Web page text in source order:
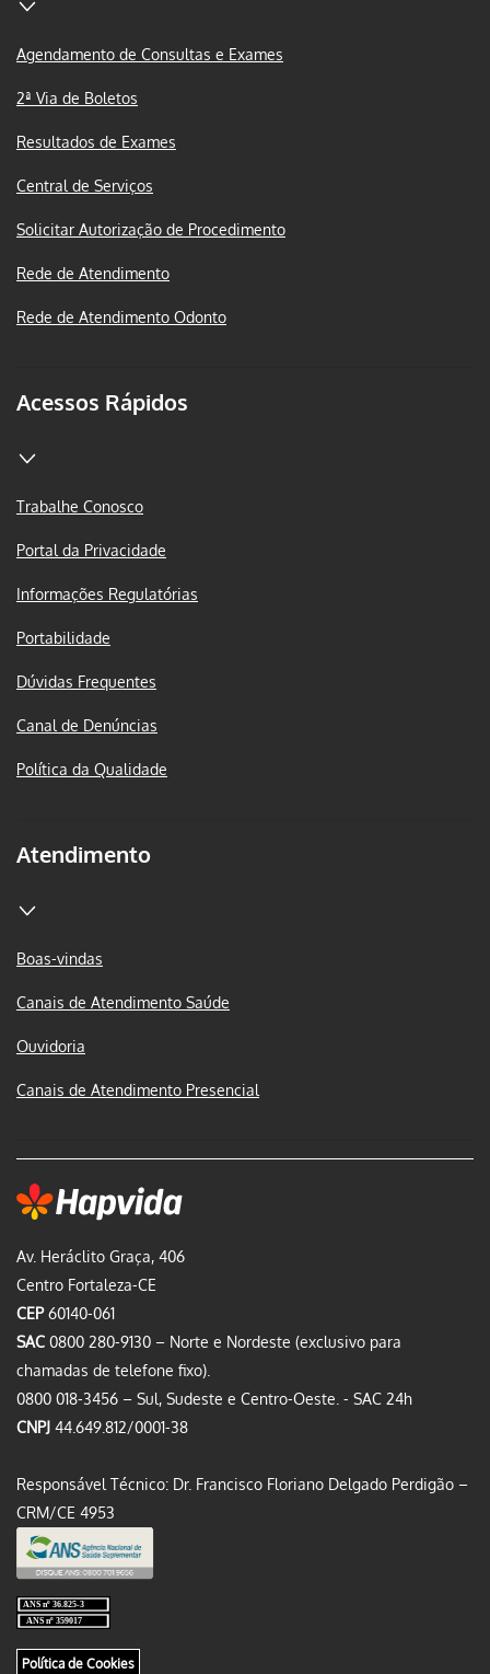
Av. Heráclito Graça, 406
Centro Fortaleza-CE
CEP60140-061
SAC 0800 280-9130 – Norte e Nordeste (exclusivo para
chamadas de telefone fixo).
0800 018-3456 – Sul, Sudeste e Centro-Oeste. - SAC 24h
CNPJ 44.649.812/0001-38
Responsável Técnico: Dr. Francisco Floriano Delgado Perdigão –
CRM/CE 4953
Política de Cookies
Agendamento de Consultas e Exames
2ª Via de Boletos
Resultados de Exames
Central de Serviços
Solicitar Autorização de Procedimento
Rede de Atendimento
Rede de Atendimento Odonto
Acessos Rápidos
Trabalhe Conosco
Portal da Privacidade
Informações Regulatórias
Portabilidade
Dúvidas Frequentes
Canal de Denúncias
Política da Qualidade
Atendimento
Boas-vindas
Canais de Atendimento Saúde
Ouvidoria
Canais de Atendimento Presencial